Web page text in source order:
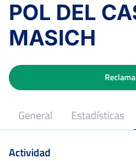
POL DEL
MASICH
General Estadísticas
Actividad